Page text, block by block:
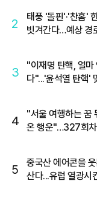
2
태풍 '돌핀'·'찬홈'
빗겨간다…예상 경
3
"이재명 탄핵, 얼마
다"...'윤석열 탄핵'
4
"서울 여행하는 꿈
온 행운"…327회
5
중국산 에어콘을
산다...유럽 열광시